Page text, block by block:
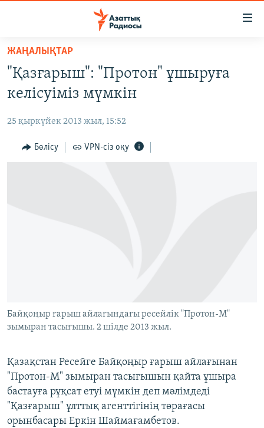
Skip
main
content
to
Navigation
Skip
ЖАҢАЛЫҚТАР
САЯСАТ
AZATTYQTV
ҚАҢТАР ОҚИҒАСЫ
АДАМ ҚҰҚЫҚТАРЫ
Басқа тілдерде
ЖАҢАЛЫҚТАР
"Қазғарыш": "Протон" ұшыруға
келісуіміз мүмкін
25 қыркүйек 2013 жыл, 15:52
Бөлісу VPN-сіз оқу
Байқоңыр ғарыш айлағындағы ресейлік "Протон-М"
зымыран тасығышы. 2 шілде 2013 жыл.
Қазақстан Ресейге Байқоңыр ғарыш айлағынан
"Протон-М" зымыран тасығышын қайта ұшыра
бастауға рұқсат етуі мүмкін деп мәлімдеді
"Қазғарыш" ұлттық агенттігінің төрағасы
орынбасары Еркін Шаймағамбетов.